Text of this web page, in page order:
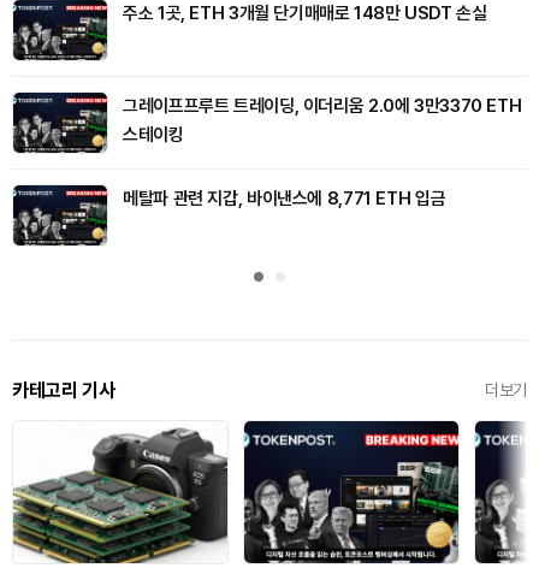
주소 1곳, ETH 3개월 단기매매로 148만 USDT 손실
그레이프프루트 트레이딩, 이더리움 2.0에 3만3370 ETH
스테이킹
메탈파 관련 지갑, 바이낸스에 8,771 ETH 입금
카테고리 기사 더보기